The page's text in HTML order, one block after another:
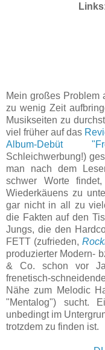
Mein großes Problem
zu wenig Zeit
Musikseiten zu
viel früher auf das
Album-Debüt
Schleichwerbung!)
man nach dem
schwer Worte
Wiederkäuens zu
gar nicht in all zu
die Fakten auf den
Jungs, die den
FETT (zufrieden,
produzierter Modern-
& Co. schon vor
frenetisch-
Nähe zum Melodic
"Mentalog") sucht.
unbedingt im
trotzdem zu finden ist.